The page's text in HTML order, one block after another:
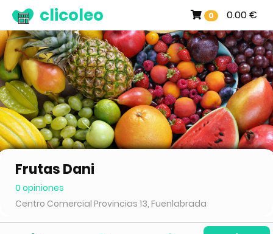
0 0.00 €
clicoleo
Frutas Dani
0 opiniones
Centro Comercial Provincias 13, Fuenlabrada